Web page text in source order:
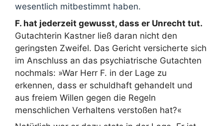
wesentlich mitbestimmt haben.
F. hat jederzeit gewusst, dass er Unrecht tut.
Gutachterin Kastner ließ daran nicht den
geringsten Zweifel. Das Gericht versicherte sich
im Anschluss an das psychiatrische Gutachten
nochmals: »War Herr F. in der Lage zu
erkennen, dass er schuldhaft gehandelt und
aus freiem Willen gegen die Regeln
menschlichen Verhaltens verstoßen hat?«